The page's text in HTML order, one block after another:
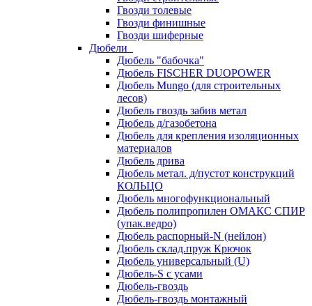
Гвозди толевые
Гвозди финишные
Гвозди шиферные
Дюбели
Дюбель "бабочка"
Дюбель FISCHER DUOPOWER
Дюбель Mungo (для строительных
лесов)
Дюбель гвоздь забив метал
Дюбель д/газобетона
Дюбель для крепления изоляционных
материалов
Дюбель дрива
Дюбель метал. д/пустот конструкций
КОЛЬЦО
Дюбель многофункциональный
Дюбель полипропилен ОМАКС СПИР
(упак.ведро)
Дюбель распорный-N (нейлон)
Дюбель склад.пруж Крючок
Дюбель универсальный (U)
Дюбель-S с усами
Дюбель-гвоздь
Дюбель-гвоздь монтажный